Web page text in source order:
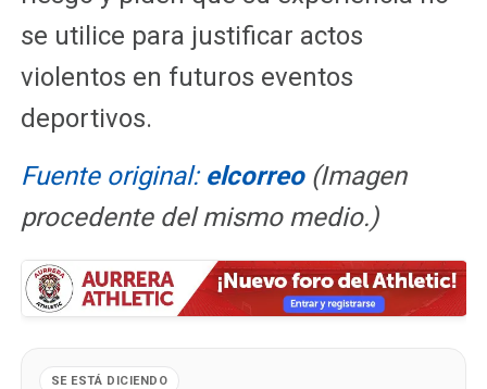
se utilice para justificar actos
violentos en futuros eventos
deportivos.
Fuente original: elcorreo(Imagen
procedente del mismo medio.)
SE ESTÁ DICIENDO